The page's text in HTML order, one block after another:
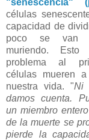
células
capacidad de
poco se van
muriendo.
problema al
células mueren
nuestra vida. "Ni
damos cuenta.
un miembro
de la muerte se
pierde la